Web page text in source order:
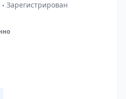
Зарегистрирован